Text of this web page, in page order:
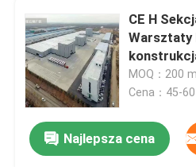
O nas
Wycieczka po fabryce
Kontrola jakości
CE H
Warsztaty
MOQ：200
Cena：45-60
Najlepsza cena